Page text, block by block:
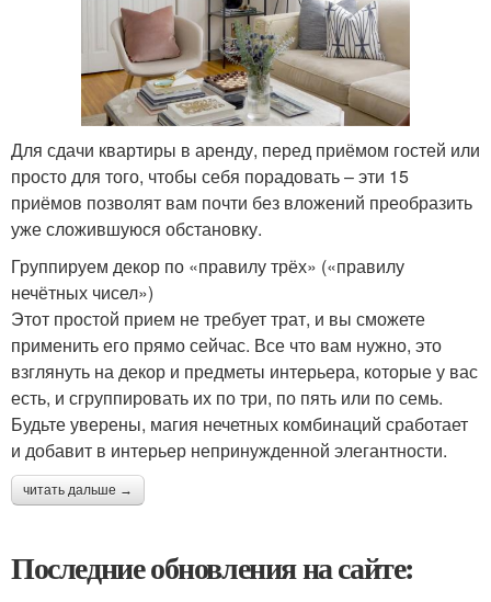
Для сдачи квартиры в аренду, перед приёмом гостей или
просто для того, чтобы себя порадовать – эти 15
приёмов позволят вам почти без вложений преобразить
уже сложившуюся обстановку.
Группируем декор по «правилу трёх» («правилу
нечётных чисел»)
Этот простой прием не требует трат, и вы сможете
применить его прямо сейчас. Все что вам нужно, это
взглянуть на декор и предметы интерьера, которые у вас
есть, и сгруппировать их по три, по пять или по семь.
Будьте уверены, магия нечетных комбинаций сработает
и добавит в интерьер непринужденной элегантности.
читать дальше →
Последние обновления на сайте: